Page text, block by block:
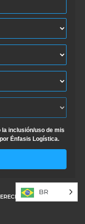
la inclusión/uso de mis
Énfasis Logística.
RESERVADOS
BR